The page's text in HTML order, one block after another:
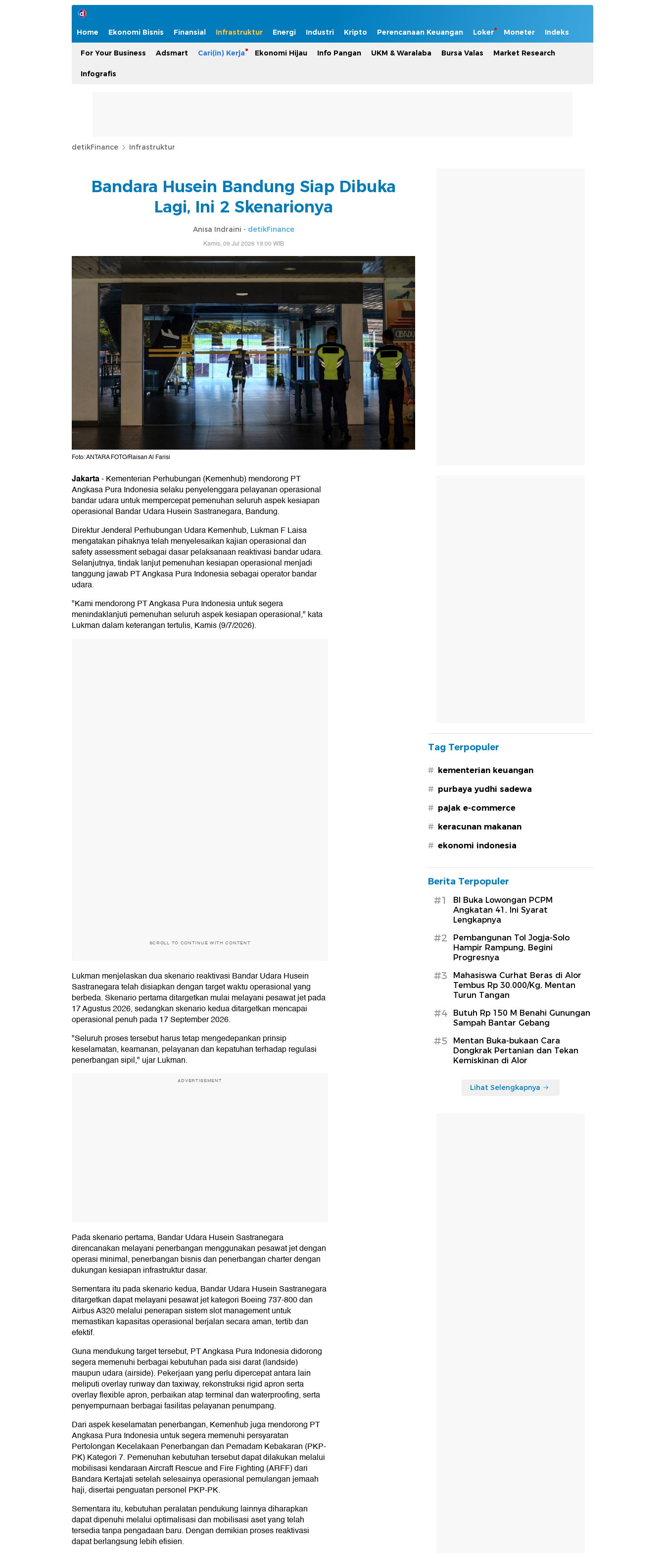
Home Ekonomi Bisnis Finansial Infrastruktur Energi Industri Kripto Perencanaan Keuangan Loker Moneter Indeks
For Your Business Adsmart Cari(in) Kerja Ekonomi Hijau Info Pangan UKM & Waralaba Bursa Valas Market Research
Infografis
detikFinance Infrastruktur
Bandara Husein Bandung Siap Dibuka
Lagi, Ini 2 Skenarionya
Anisa Indraini - detikFinance
Kamis, 09 Jul 2026 19:00 WIB
Foto: ANTARA FOTO/Raisan Al Farisi
Jakarta-Kementerian Perhubungan (Kemenhub) mendorong PT
Angkasa Pura Indonesia selaku penyelenggara pelayanan operasional
bandar udara untuk mempercepat pemenuhan seluruh aspek kesiapan
operasional Bandar Udara Husein Sastranegara, Bandung.
Direktur Jenderal Perhubungan Udara Kemenhub, Lukman F Laisa
mengatakan pihaknya telah menyelesaikan kajian operasional dan
safety assessment sebagai dasar pelaksanaan reaktivasi bandar udara.
Selanjutnya, tindak lanjut pemenuhan kesiapan operasional menjadi
tanggung jawab PT Angkasa Pura Indonesia sebagai operator bandar
udara.
"Kami mendorong PT Angkasa Pura Indonesia untuk segera
menindaklanjuti pemenuhan seluruh aspek kesiapan operasional," kata
Lukman dalam keterangan tertulis, Kamis (9/7/2026).
SCROLL TO CONTINUE WITH CONTENT
Lukman menjelaskan dua skenario reaktivasi Bandar Udara Husein
Sastranegara telah disiapkan dengan target waktu operasional yang
berbeda. Skenario pertama ditargetkan mulai melayani pesawat jet pada
17 Agustus 2026, sedangkan skenario kedua ditargetkan mencapai
operasional penuh pada 17 September 2026.
"Seluruh proses tersebut harus tetap mengedepankan prinsip
keselamatan, keamanan, pelayanan dan kepatuhan terhadap regulasi
penerbangan sipil," ujar Lukman.
ADVERTISEMENT
Pada skenario pertama, Bandar Udara Husein Sastranegara
direncanakan melayani penerbangan menggunakan pesawat jet dengan
operasi minimal, penerbangan bisnis dan penerbangan charter dengan
dukungan kesiapan infrastruktur dasar.
Sementara itu pada skenario kedua, Bandar Udara Husein Sastranegara
ditargetkan dapat melayani pesawat jet kategori Boeing 737-800 dan
Airbus A320 melalui penerapan sistem slot management untuk
memastikan kapasitas operasional berjalan secara aman, tertib dan
efektif.
Guna mendukung target tersebut, PT Angkasa Pura Indonesia didorong
segera memenuhi berbagai kebutuhan pada sisi darat (landside)
maupun udara (airside). Pekerjaan yang perlu dipercepat antara lain
meliputi overlay runway dan taxiway, rekonstruksi rigid apron serta
overlay flexible apron, perbaikan atap terminal dan waterproofing, serta
penyempurnaan berbagai fasilitas pelayanan penumpang.
Dari aspek keselamatan penerbangan, Kemenhub juga mendorong PT
Angkasa Pura Indonesia untuk segera memenuhi persyaratan
Pertolongan Kecelakaan Penerbangan dan Pemadam Kebakaran (PKP-
PK) Kategori 7. Pemenuhan kebutuhan tersebut dapat dilakukan melalui
mobilisasi kendaraan Aircraft Rescue and Fire Fighting (ARFF) dari
Bandara Kertajati setelah selesainya operasional pemulangan jemaah
haji, disertai penguatan personel PKP-PK.
Sementara itu, kebutuhan peralatan pendukung lainnya diharapkan
dapat dipenuhi melalui optimalisasi dan mobilisasi aset yang telah
tersedia tanpa pengadaan baru. Dengan demikian proses reaktivasi
dapat berlangsung lebih efisien.
Tag Terpopuler
# kementerian keuangan
# purbaya yudhi sadewa
# pajak e-commerce
# keracunan makanan
# ekonomi indonesia
Berita Terpopuler
#1
BI Buka Lowongan PCPM
Angkatan 41, Ini Syarat
Lengkapnya
#2
Pembangunan Tol Jogja-Solo
Hampir Rampung, Begini
Progresnya
#3
Mahasiswa Curhat Beras di Alor
Tembus Rp 30.000/Kg, Mentan
Turun Tangan
#4
Butuh Rp 150 M Benahi Gunungan
Sampah Bantar Gebang
#5
Mentan Buka-bukaan Cara
Dongkrak Pertanian dan Tekan
Kemiskinan di Alor
Lihat Selengkapnya